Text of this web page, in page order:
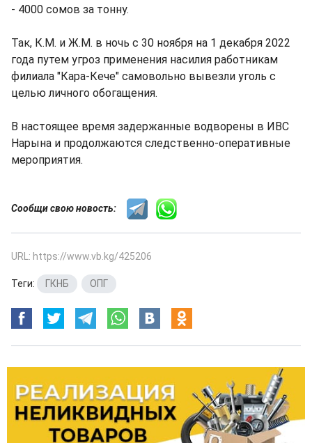
- 4000 сомов за тонну.
Так, К.М. и Ж.М. в ночь с 30 ноября на 1 декабря 2022
года путем угроз применения насилия работникам
филиала "Кара-Кече" самовольно вывезли уголь с
целью личного обогащения.
В настоящее время задержанные водворены в ИВС
Нарына и продолжаются следственно-оперативные
мероприятия.
Сообщи свою новость:
URL: https://www.vb.kg/425206
Теги: ГКНБ ОПГ